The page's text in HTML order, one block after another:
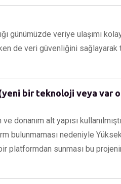
günümüzde veriye ulaşımı
de veri güvenliğini sağlayarak
bir teknoloji veya var
donanım alt yapısı
bulunmaması nedeniyle
platformdan sunması bu